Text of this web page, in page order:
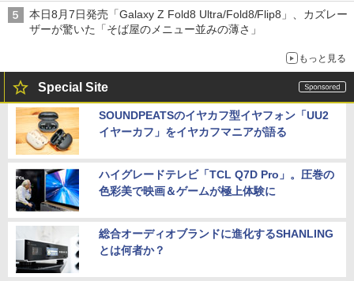
本日8月7日発売「Galaxy Z Fold8 Ultra/Fold8/Flip8」、カズレー
ザーが驚いた「そば屋のメニュー並みの薄さ」
もっと見る
Special Site
SOUNDPEATSのイヤカフ型イヤフォン「UU2
イヤーカフ」をイヤカフマニアが語る
ハイグレードテレビ「TCL Q7D Pro」。圧巻の
色彩美で映画＆ゲームが極上体験に
総合オーディオブランドに進化するSHANLING
とは何者か？